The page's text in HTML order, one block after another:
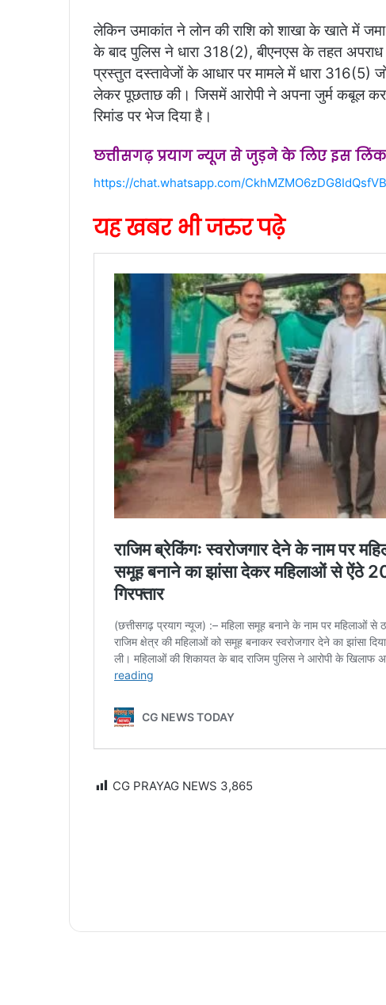
लेकिन उमाकांत ने लोन की राशि को शाखा के खाते में
के बाद पुलिस ने धारा 318(2), बीएनएस के तहत अपराध
प्रस्तुत दस्तावेजों के आधार पर मामले में धारा 316(5)
लेकर पूछताछ की। जिसमें आरोपी ने अपना जुर्म कबूल कर
रिमांड पर भेज दिया है।
छत्तीसगढ़ प्रयाग न्यूज से जुड़ने के लिए इस
https://chat.whatsapp.com/
यह खबर भी जरुर पढ़े
CG PRAYAG NEWS 3,865